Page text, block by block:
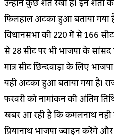
फिलहाल अटका हुआ बताया गया
विधानसभा की 220 में से 166
से 28 सीट पर भी भाजपा के
मात्र सीट छिन्दवाड़ा के लिए
यही अटका हुआ बताया गया है।
फरवरी को नामांकन की अंतिम
खबर आ रही है कि कमलनाथ
प्रियानाथ भाजपा ज्वाइन करेंगे